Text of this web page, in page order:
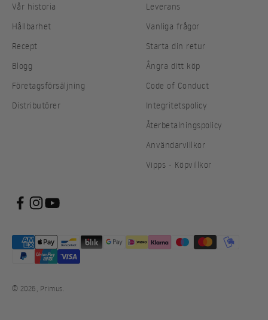
Vår historia
Hållbarhet
Recept
Blogg
Företagsförsäljning
Distributörer
Leverans
Vanliga frågor
Starta din retur
Ångra ditt köp
Code of Conduct
Integritetspolicy
Återbetalningspolicy
Användarvillkor
Vipps - Köpvillkor
© 2026, Primus.